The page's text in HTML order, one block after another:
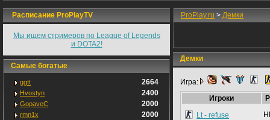
Расписание ProPlayTV
Мы ищем стримеров по League of Legends
и DOTA2!
Самые богатые
ggtt 2664
Hvostyn 2400
GopaveC 2000
rmn1x 2000
ProPlay.ru > Демки
Демки
Игра:
Игроки
Lt - refuse